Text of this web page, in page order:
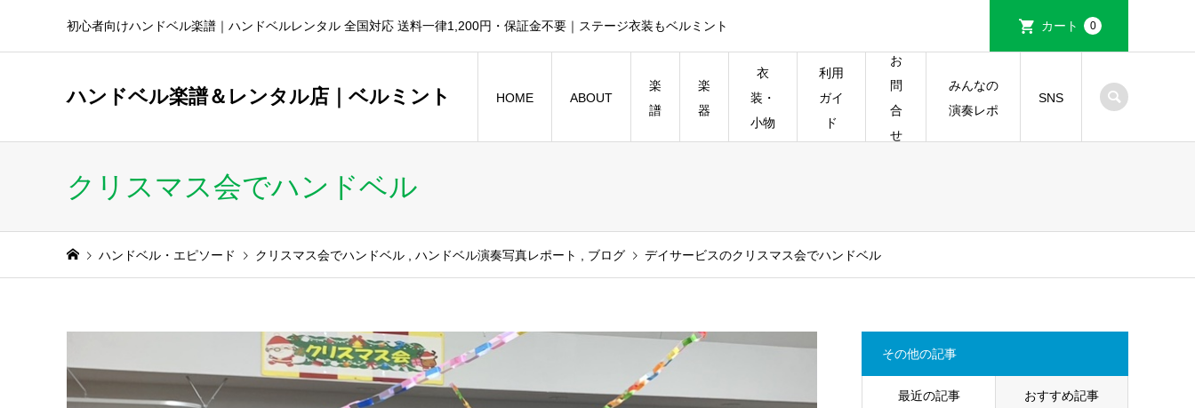
初心者向けハンドベル楽譜｜ハンドベルレンタル 全国対応 送料一律1,200円・保証金不要｜ステージ衣装もベルミント カート 0
ハンドベル楽譜＆レンタル店｜ベルミント HOME ABOUT
楽
譜
楽
器
衣
装・
小物
利用
ガイ
ド
お
問
合
せ
みんなの
演奏レポ
SNS
クリスマス会でハンドベル
ハンドベル・エピソード クリスマス会でハンドベル ハンドベル演奏写真レポート ブログ デイサービスのクリスマス会でハンドベル
その他の記事
最近の記事 おすすめ記事